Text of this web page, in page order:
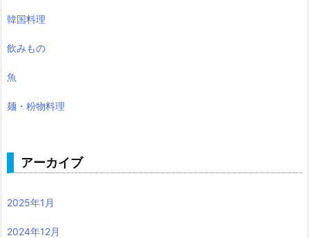
韓国料理
飲みもの
魚
麺・粉物料理
アーカイブ
2025年1月
2024年12月